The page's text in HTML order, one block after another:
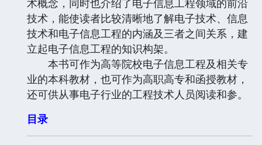
术概念，同时也介绍了电子信息工程领域的前沿
技术，能使读者比较清晰地了解电子技术、信息
技术和电子信息工程的内涵及三者之间关系，建
立起电子信息工程的知识构架。
本书可作为高等院校电子信息工程及相关专
业的本科教材，也可作为高职高专和函授教材，
还可供从事电子行业的工程技术人员阅读和参。
目录